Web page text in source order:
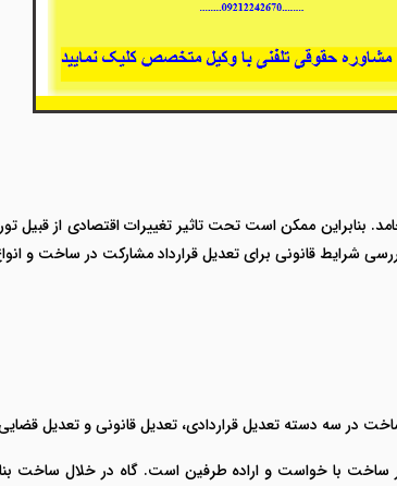
بنابراین ممکن است تحت تاثیر تغییرات اقتصادی از
شرایط قانونی برای تعدیل قرارداد مشارکت در ساخت و
در سه دسته تعدیل قراردادی، تعدیل قانونی و تعدیل
ساخت با خواست و اراده طرفین است. گاه در خلال ساخت